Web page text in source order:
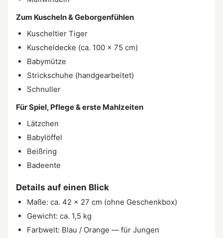
Zum Kuscheln & Geborgenfühlen
Kuscheltier Tiger
Kuscheldecke (ca. 100 × 75 cm)
Babymütze
Strickschuhe (handgearbeitet)
Schnuller
Für Spiel, Pflege & erste Mahlzeiten
Lätzchen
Babylöffel
Beißring
Badeente
Details auf einen Blick
Maße: ca. 42 × 27 cm (ohne Geschenkbox)
Gewicht: ca. 1,5 kg
Farbwelt: Blau / Orange — für Jungen